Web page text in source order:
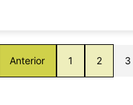
Anterior 1 2 3